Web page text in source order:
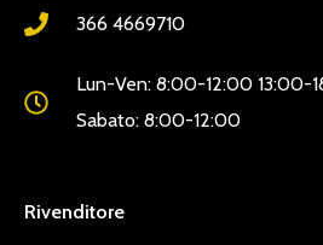
366 4669710
Lun-Ven: 8:00-12:00 13:00-
Sabato: 8:00-12:00
Rivenditore